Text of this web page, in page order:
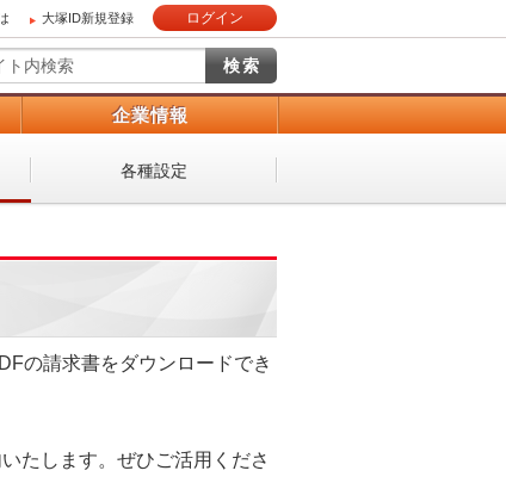
大塚ID新規登録 ログイン
企業情報
各種設定
の請求書をダウンロードでき
たします。ぜひご活用くださ